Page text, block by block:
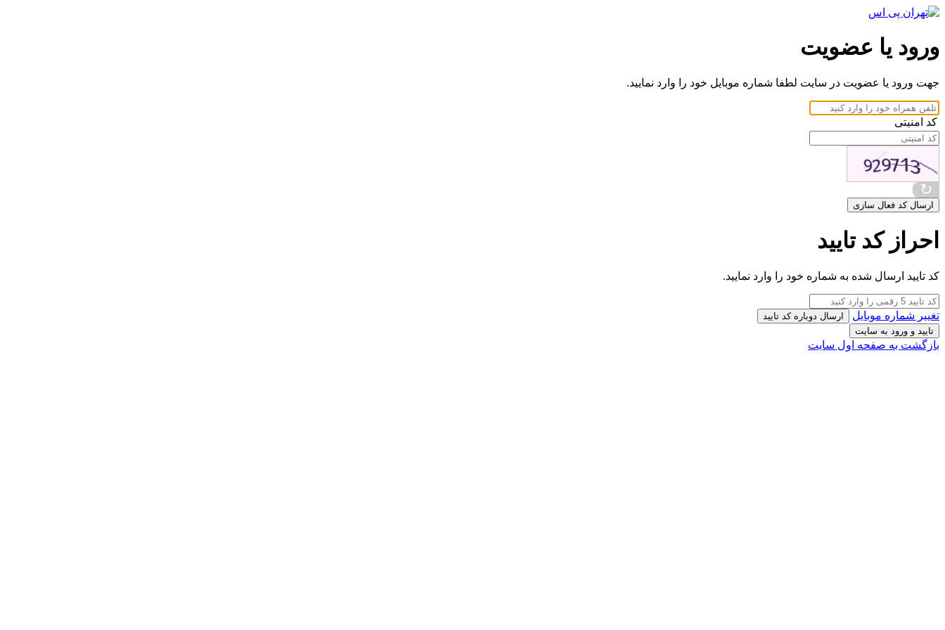
ورود یا عضویت
جهت ورود یا عضویت در سایت لطفا شماره موبایل خود را وارد نمایید.
کد امنیتی
↻
ارسال کد فعال سازی
احراز کد تایید
کد تایید ارسال شده به شماره خود را وارد نمایید.
تغییر شماره موبایل
ارسال دوباره کد تایید
تایید و ورود به سایت
بازگشت به صفحه اول سایت